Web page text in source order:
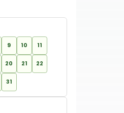
9 10 11
20 21 22
31